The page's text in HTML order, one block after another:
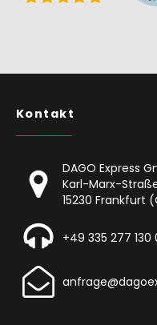
Kontakt
DAGO Express
Karl-Marx-
15230 Frankfurt
+49 335 277 130